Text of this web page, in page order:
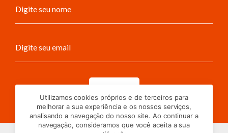
Utilizamos cookies próprios e de terceiros para
melhorar a sua experiência e os nossos serviços,
analisando a navegação do nosso site. Ao continuar a
navegação, consideramos que você aceita a sua